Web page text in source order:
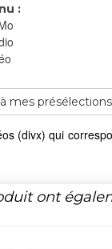
:
mes présélections
(divx) qui
ont